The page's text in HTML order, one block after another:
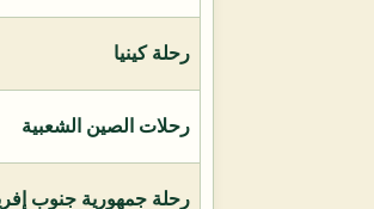
رحلة كينيا
رحلات الصين الشعبية
رحلة جمهورية جنوب